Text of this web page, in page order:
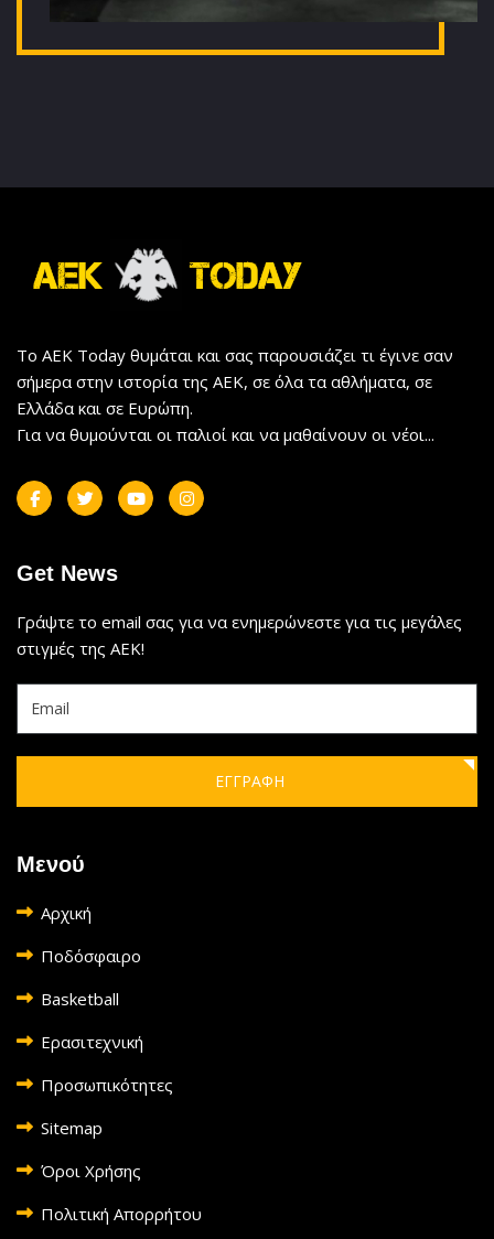
Το AEK Today θυμάται και σας παρουσιάζει τι έγινε σαν
σήμερα στην ιστορία της ΑΕΚ, σε όλα τα αθλήματα, σε
Ελλάδα και σε Ευρώπη.
Για να θυμούνται οι παλιοί και να μαθαίνουν οι νέοι...
Get News
Γράψτε το email σας για να ενημερώνεστε για τις μεγάλες
στιγμές της ΑΕΚ!
ΕΓΓΡΑΦΗ
Μενού
Αρχική
Ποδόσφαιρο
Basketball
Ερασιτεχνική
Προσωπικότητες
Sitemap
Όροι Χρήσης
Πολιτική Απορρήτου